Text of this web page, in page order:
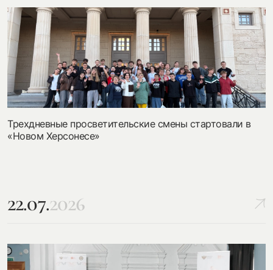
Трехдневные просветительские смены стартовали в
«Новом Херсонесе»
22.07.2026